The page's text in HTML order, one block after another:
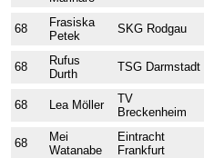
68
Frasiska
Petek
SKG Rodgau
68
Rufus
Durth
TSG Darmstadt
68 Lea Möller
TV
Breckenheim
68
Mei
Watanabe
Eintracht
Frankfurt